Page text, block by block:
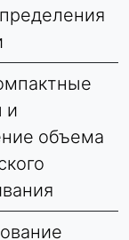
и
объема